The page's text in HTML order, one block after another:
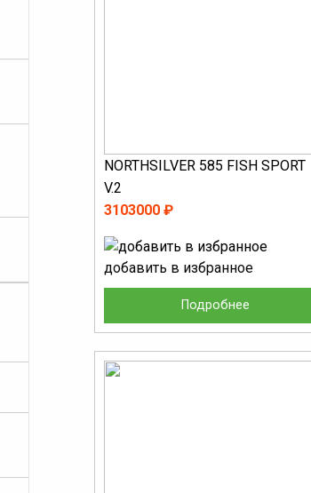
NORTHSILVER 585 FISH SPORT
V.2
3103000 ₽
Подробнее
добавить в избранное